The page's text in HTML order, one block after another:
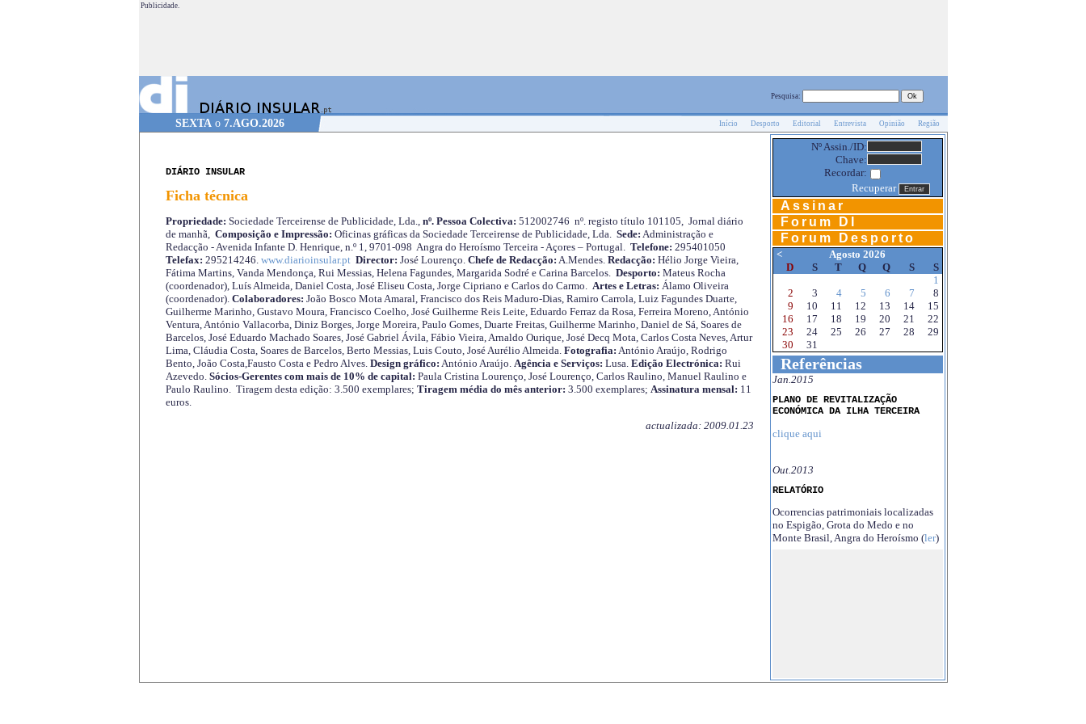
Publicidade.
Pesquisa:
SEXTAo 7.AGO.2026 Início Desporto Editorial Entrevista Opinião Região
DIÁRIO INSULAR
Ficha técnica
Propriedade: Sociedade Terceirense de Publicidade, Lda.,nº. Pessoa Colectiva: 512002746 nº. registo título 101105, Jornal diário
de manhã, Composição e Impressão: Oficinas gráficas da Sociedade Terceirense de Publicidade, Lda. Sede: Administração e
Redacção - Avenida Infante D. Henrique, n.º 1, 9701-098 Angra do Heroísmo Terceira - Açores – Portugal. Telefone: 295401050
Telefax: 295214246. www.diarioinsular.pt Director: José Lourenço. Chefe de Redacção: A.Mendes. Redacção: Hélio Jorge Vieira,
Fátima Martins, Vanda Mendonça, Rui Messias, Helena Fagundes, Margarida Sodré e Carina Barcelos. Desporto: Mateus Rocha
(coordenador), Luís Almeida, Daniel Costa, José Eliseu Costa, Jorge Cipriano e Carlos do Carmo. Artes e Letras: Álamo Oliveira
(coordenador). Colaboradores: João Bosco Mota Amaral, Francisco dos Reis Maduro-Dias, Ramiro Carrola, Luiz Fagundes Duarte,
Guilherme Marinho, Gustavo Moura, Francisco Coelho, José Guilherme Reis Leite, Eduardo Ferraz da Rosa, Ferreira Moreno, António
Ventura, António Vallacorba, Diniz Borges, Jorge Moreira, Paulo Gomes, Duarte Freitas, Guilherme Marinho, Daniel de Sá, Soares de
Barcelos, José Eduardo Machado Soares, José Gabriel Ávila, Fábio Vieira, Arnaldo Ourique, José Decq Mota, Carlos Costa Neves, Artur
Lima, Cláudia Costa, Soares de Barcelos, Berto Messias, Luis Couto, José Aurélio Almeida. Fotografia: António Araújo, Rodrigo
Bento, João Costa,Fausto Costa e Pedro Alves. Design gráfico: António Araújo. Agência e Serviços: Lusa. Edição Electrónica: Rui
Azevedo. Sócios-Gerentes com mais de 10% de capital: Paula Cristina Lourenço, José Lourenço, Carlos Raulino, Manuel Raulino e
Paulo Raulino. Tiragem desta edição: 3.500 exemplares; Tiragem média do mês anterior: 3.500 exemplares; Assinatura mensal: 11
euros.
actualizada: 2009.01.23
Nº Assin./ID:
Chave:
Recordar:
Recuperar
Assinar
Forum DI
Forum Desporto
<
Agosto 2026
D
S T Q Q S
S
1
2
3 4 5 6 7
8
9
10 11 12 13 14
15
16
17 18 19 20 21
22
23
24 25 26 27 28
29
30
31
Referências
Jan.2015
PLANO DE REVITALIZAÇÃO
ECONÓMICA DA ILHA TERCEIRA
clique aqui
Out.2013
RELATÓRIO
Ocorrencias patrimoniais localizadas
no Espigão, Grota do Medo e no
Monte Brasil, Angra do Heroísmo (ler)